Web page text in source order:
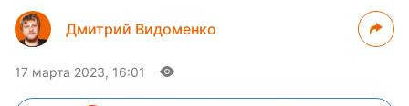
Дмитрий Видоменко
17 марта 2023, 16:01